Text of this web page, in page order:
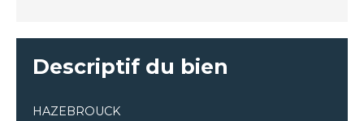
Descriptif du bien
HAZEBROUCK